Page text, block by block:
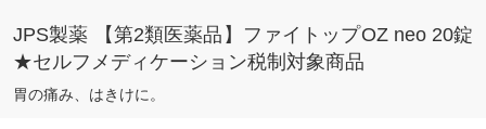
JPS製薬 【第2類医薬品】ファイトップOZ neo 20錠
★セルフメディケーション税制対象商品
胃の痛み、はきけに。